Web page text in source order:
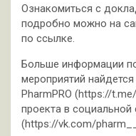
Ознакомиться с
подробно можно на
по ссылке.
Больше информации
мероприятий
PharmPRO (https://
проекта в социальной
(https://vk.com/